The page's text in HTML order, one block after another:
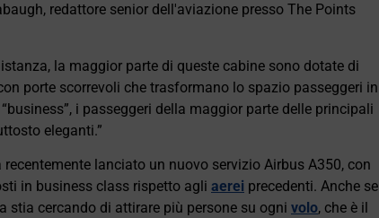
redattore senior dell'aviazione presso The Points
la maggior parte di queste cabine sono dotate di
porte scorrevoli che trasformano lo spazio passeggeri in
i passeggeri della maggior parte delle principali
eleganti.”
recentemente lanciato un nuovo servizio Airbus A350, con
in business class rispetto agli aerei precedenti. Anche se
stia cercando di attirare più persone su ogni volo, che è il